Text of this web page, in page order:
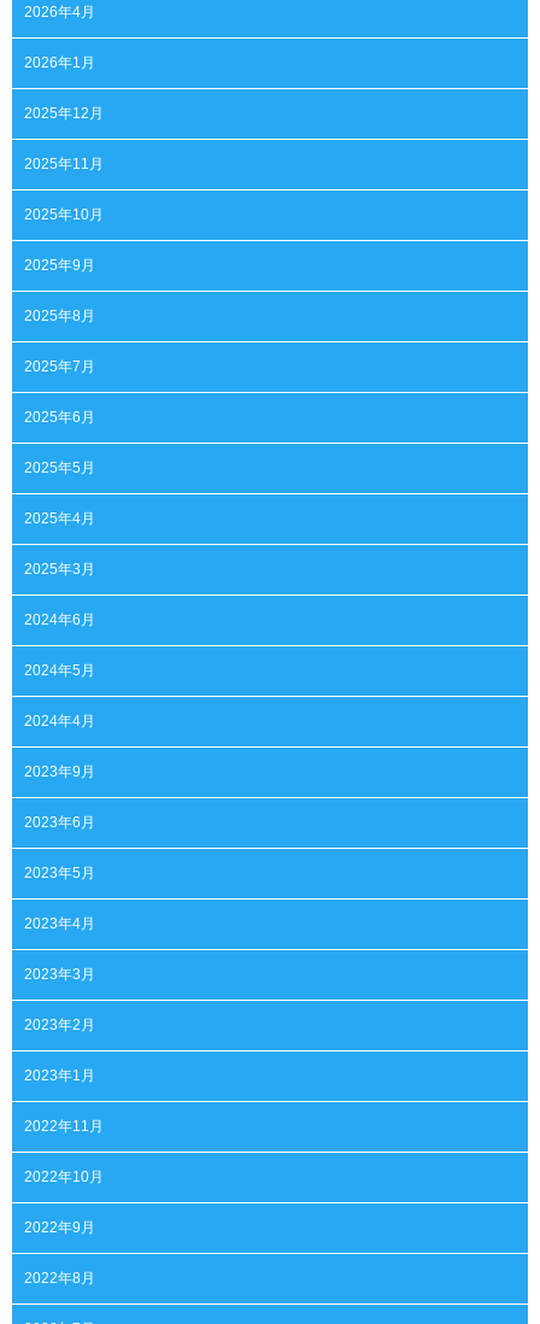
2026年4月
2026年1月
2025年12月
2025年11月
2025年10月
2025年9月
2025年8月
2025年7月
2025年6月
2025年5月
2025年4月
2025年3月
2024年6月
2024年5月
2024年4月
2023年9月
2023年6月
2023年5月
2023年4月
2023年3月
2023年2月
2023年1月
2022年11月
2022年10月
2022年9月
2022年8月